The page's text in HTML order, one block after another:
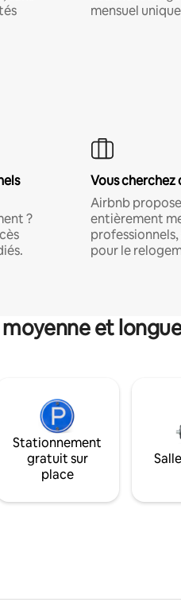
mensuel
?
Vous cherchez
Airbnb
entièrement
pour le
et
Stationnement
gratuit sur
place